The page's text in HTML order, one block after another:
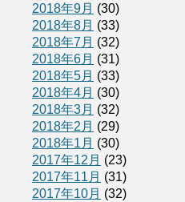
2018年9月 (30)
2018年8月 (33)
2018年7月 (32)
2018年6月 (31)
2018年5月 (33)
2018年4月 (30)
2018年3月 (32)
2018年2月 (29)
2018年1月 (30)
2017年12月 (23)
2017年11月 (31)
2017年10月 (32)